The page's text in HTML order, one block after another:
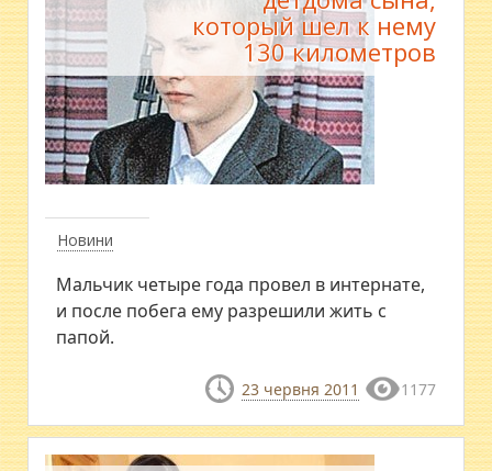
Новини
который шел к нему
130 километров
Мальчик четыре года провел в интернате,
и после побега ему разрешили жить с
папой.
23 червня 2011 1177